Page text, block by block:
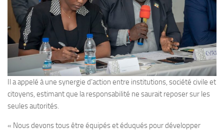
Il a appelé à une synergie d’action entre institutions, société civile et
citoyens, estimant que la responsabilité ne saurait reposer sur les
seules autorités.
« Nous devons tous être équipés et éduqués pour développer